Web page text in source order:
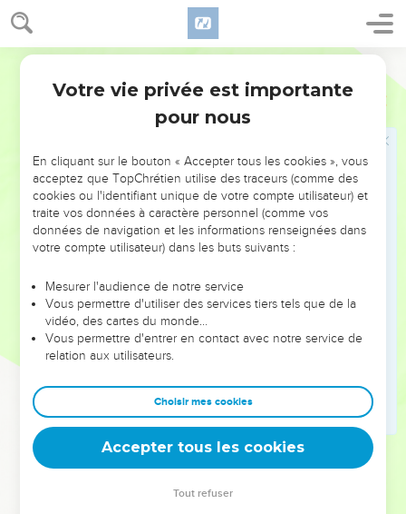
Juges 4
mon seigneur, retire-toi chez moi, ne crains point. Et il se
retira chez elle dans la tente, et elle le couvrit d'une
couverture.
Et il lui dit : Je te prie, donne-moi un peu d'eau à boire, car
j'ai soif. Et elle ouvrit l'outre du lait et lui donna à boire, et le
Et il lui dit : Tiens-toi à l'entrée de la tente, et s'il arrive
qu'on vienne et qu'on t'interroge et dise : Y a-t-il quelqu'un
ici ? tu diras : Non.
Et Jaël, femme de Héber, prit un pieu de la tente, et mit le
marteau dans sa main, et elle vint vers lui doucement, et lui
terre ; or il dormait profondément et était fatigué ; et il
mourut.
Et voici Barak, qui poursuivait Sisera ; et Jaël sortit à sa
rencontre, et lui dit : Viens, et je te montrerai l'homme que tu
cherches. Et il entra chez elle ; et voici, Sisera gisait là, mort,
et le pieu dans sa tempe.
Et en ce jour-là, Dieu abattit Jabin, roi de Canaan, devant
les fils d'Israël.
Et la main des fils d'Israël avançait toujours et pesait
Votre vie privée est importante
pour nous
En cliquant sur le bouton « Accepter tous les cookies », vous
acceptez que TopChrétien utilise des traceurs (comme des
cookies ou l'identifiant unique de votre compte utilisateur) et
traite vos données à caractère personnel (comme vos
données de navigation et les informations renseignées dans
votre compte utilisateur) dans les buts suivants :
Mesurer l'audience de notre service
Vous permettre d'utiliser des services tiers tels que de la
vidéo, des cartes du monde…
Vous permettre d'entrer en contact avec notre service de
relation aux utilisateurs.
Choisir mes cookies
Accepter tous les cookies
Tout refuser